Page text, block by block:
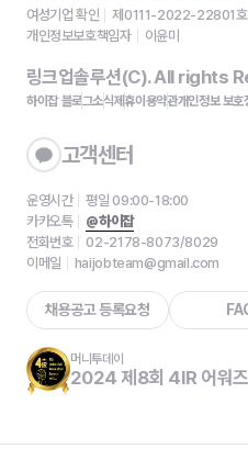
여성기업 확인
제0111-2022-22801호
개인정보보호책임자
이윤미
링크업솔루션(C). All rights
하이잡 블로그소식제휴이용약관개인정보 보호
고객센터
운영시간
평일 09:00-18:00
카카오톡
@하이잡
전화번호
02-2178-8073/8029
이메일
haijobteam@gmail.com
채용공고 등록요청
머니투데이
2024 제8회 4IR 어워즈